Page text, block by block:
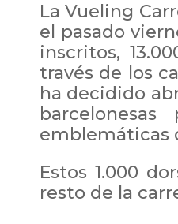
La Vueling
el pasado
inscritos,
través de los
ha decidido
emblemáticas
Estos 1.000
resto de la